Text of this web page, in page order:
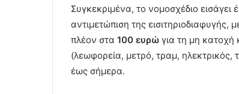
Συγκεκριμένα, το νομοσχέδιο εισάγει
αντιμετώπιση της
πλέον στα 100 ευρώ για τη μη κατοχή
(λεωφορεία, μετρό, τραμ,
έως σήμερα.